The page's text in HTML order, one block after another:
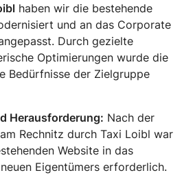
haben wir die bestehende
und an das Corporate
Durch gezielte
Optimierungen wurde die
Bedürfnisse der Zielgruppe
Herausforderung: Nach der
Rechnitz durch Taxi Loibl war
Website in das
Eigentümers erforderlich.